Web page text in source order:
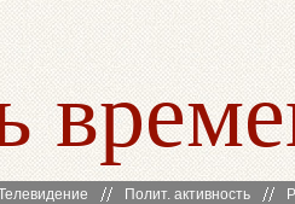
Полит. активность